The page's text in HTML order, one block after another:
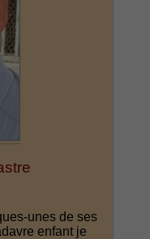
unes de ses
enfant je